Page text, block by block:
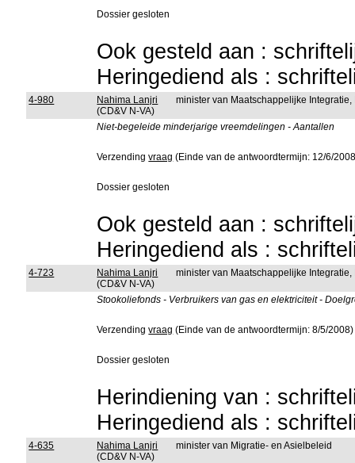
Dossier gesloten
Ook gesteld aan :
Heringediend als :
4-980
Nahima Lanjri
(CD&V N-VA)
minister van Maatschappelijke
Niet-begeleide minderjarige vreemdelingen - Aantallen
Verzendingvraag (Einde van de antwoordtermijn: 12/6/
Dossier gesloten
Ook gesteld aan :
Heringediend als :
4-723
Nahima Lanjri
(CD&V N-VA)
minister van Maatschappelijke
Stookoliefonds - Verbruikers van gas en elektriciteit -
Verzendingvraag (Einde van de antwoordtermijn: 8/5/2008)
Dossier gesloten
Herindiening van :
Heringediend als :
4-635
Nahima Lanjri
(CD&V N-VA)
minister van Migratie- en Asielbeleid